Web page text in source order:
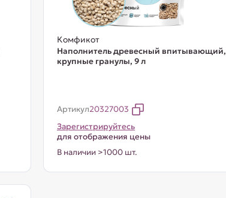
Комфикот
Наполнитель древесный впитывающий,
крупные гранулы, 9 л
Артикул20327003
Зарегистрируйтесь
для отображения цены
В наличии >1000 шт.